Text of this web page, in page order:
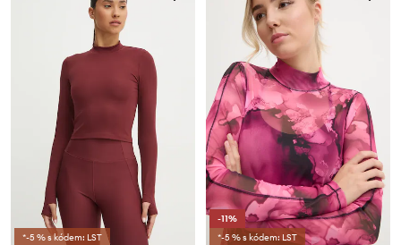
*-5 % s kódem: LST
-11%
*-5 % s kódem: LST